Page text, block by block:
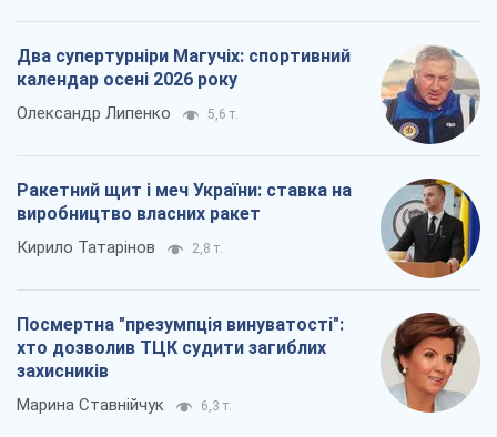
Два супертурніри Магучіх: спортивний
календар осені 2026 року
Олександр Липенко 5,6 т.
Ракетний щит і меч України: ставка на
виробництво власних ракет
Кирило Татарінов 2,8 т.
Посмертна "презумпція винуватості":
хто дозволив ТЦК судити загиблих
захисників
Марина Ставнійчук 6,3 т.